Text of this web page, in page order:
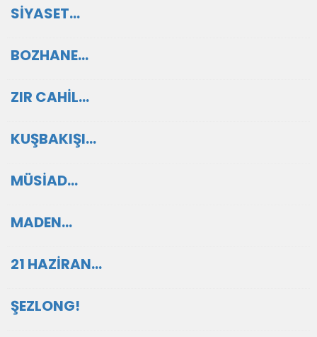
SİYASET…
BOZHANE…
ZIR CAHİL…
KUŞBAKIŞI…
MÜSİAD…
MADEN…
21 HAZİRAN…
ŞEZLONG!